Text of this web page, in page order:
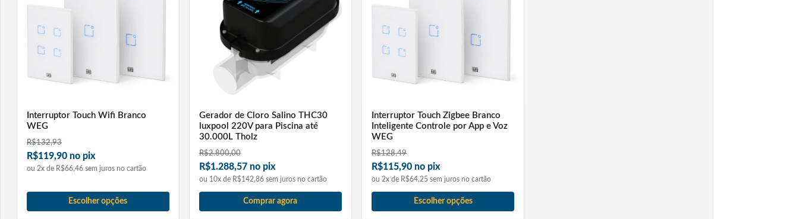
Através do TSZ também é possível ter o controle de aquecimento através do
aplicativo Tholz Casa Inteligente ou por assistente virtual (Alexa e Google Assistente)*
utilizando o Smart Connect*.
O Smart Connect é um acessório que permite controlar o
TSZ via aplicativo, ou assistente virtual (Alexa e Google Assistente). Sua instalação é
ESPECIFICAÇÕES:
Peso: 210g
Dimensões: 152x91x35 mm
Grau de proteção: IP53
Interruptor Touch Wifi Branco
WEG
R$132,93
R$119,90 no pix
ou 2x de R$66,46 sem juros no cartão
Escolher opções
Gerador de Cloro Salino THC30
luxpool 220V para Piscina até
30.000L Tholz
R$2.800,00
R$1.288,57 no pix
ou 10x de R$142,86 sem juros no cartão
Comprar agora
Interruptor Touch Zigbee Branco
Inteligente Controle por App e Voz
WEG
R$128,49
R$115,90 no pix
ou 2x de R$64,25 sem juros no cartão
Escolher opções